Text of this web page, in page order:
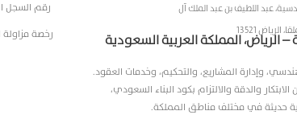
رقم السجل
رخصة مزاولة
عبد اللطيف بن عبد الملك آل
الرياض 13521
الرياض، المملكة العربية السعودية
وإدارة المشاريع، والتحكيم، وخدمات العقود.
والدقة والالتزام بكود البناء السعودي،
حديثة في مختلف مناطق المملكة.